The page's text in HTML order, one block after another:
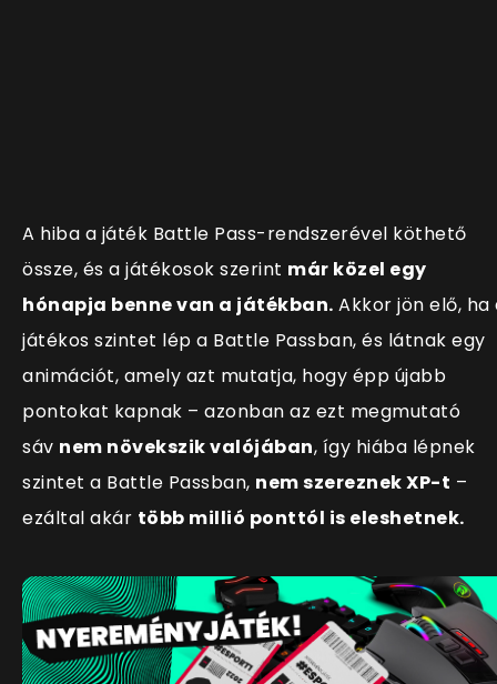
A hiba a játék Battle Pass-rendszerével köthető
össze, és a játékosok szerint már közel egy
hónapja benne van a játékban. Akkor jön elő, ha
játékos szintet lép a Battle Passban, és látnak egy
animációt, amely azt mutatja, hogy épp újabb
pontokat kapnak – azonban az ezt megmutató
sáv nem növekszik valójában, így hiába lépnek
szintet a Battle Passban, nem szereznek XP-t –
ezáltal akár több millió ponttól is eleshetnek.